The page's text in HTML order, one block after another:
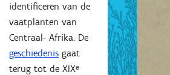
identificeren van de
vaatplanten van
Centraal- Afrika. De
geschiedenis gaat
terug tot de XIXᵉ